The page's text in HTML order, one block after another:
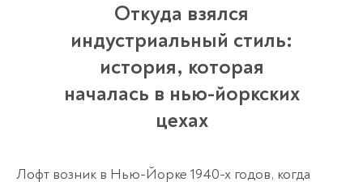
Откуда взялся
индустриальный стиль:
история, которая
началась в нью-йоркских
цехах
Лофт возник в Нью-Йорке 1940-х годов, когда